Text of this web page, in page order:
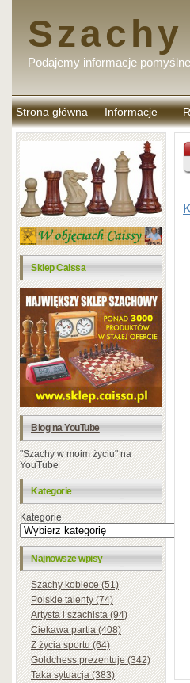
Podajemy informacje
Strona główna Informacje
Sklep Caissa
Blog na YouTube
"Szachy w moim życiu" na
YouTube
Kategorie
Kategorie
Najnowsze wpisy
Szachy kobiece (51)
Polskie talenty (74)
Artysta i szachista (94)
Ciekawa partia (408)
Z życia sportu (64)
Goldchess prezentuje (342)
Taka sytuacja (383)